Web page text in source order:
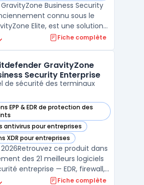
Business Security
connu sous le
Elite, est une solution
pour protéger les
contre les menaces
persistantes avancées (APT) ...
Fiche complète
GravityZone
Security Enterprise
de sécurité des terminaux
EPP & EDR de protection des
GravityZone Business Security
antivirus pour entreprises
GravityZone Business Security
XDR pour entreprises
GravityZone Business Security
ce produit dans
des 21 meilleurs logiciels
entreprise — EDR, firewall,
Fiche complète